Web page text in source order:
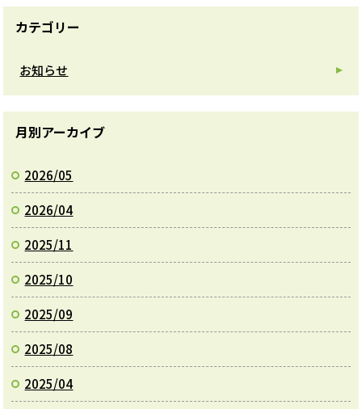
カテゴリー
お知らせ
月別アーカイブ
2026/05
2026/04
2025/11
2025/10
2025/09
2025/08
2025/04